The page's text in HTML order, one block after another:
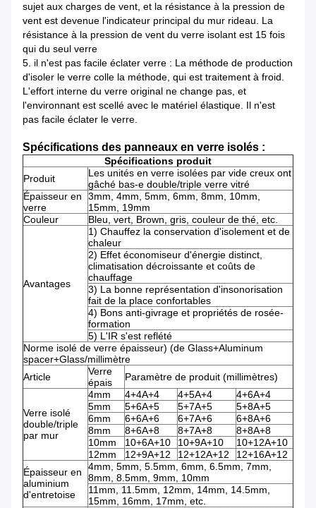
sujet aux charges de vent, et la résistance à la pression de
vent est devenue l'indicateur principal du mur rideau. La
résistance à la pression de vent du verre isolant est 15 fois
qui du seul verre
5. il n'est pas facile éclater verre : La méthode de production
d'isoler le verre colle la méthode, qui est traitement à froid.
L'effort interne du verre original ne change pas, et
l'environnant est scellé avec le matériel élastique. Il n'est
pas facile éclater le verre.
Spécifications des panneaux en verre isolés :
Spécifications produit
Produit
Les unités en verre isolées par vide creux ont
gâché bas-e double/triple verre vitré
Épaisseur en
verre
3mm, 4mm, 5mm, 6mm, 8mm, 10mm,
15mm, 19mm
Couleur
Bleu, vert, Brown, gris, couleur de thé, etc.
Avantages
1) Chauffez la conservation d'isolement et de
chaleur
2) Effet économiseur d'énergie distinct,
climatisation décroissante et coûts de
chauffage
3) La bonne représentation d'insonorisation
fait de la place confortables
4) Bons anti-givrage et propriétés de rosée-
formation
5) L'IR s'est reflété
Norme isolé de verre épaisseur) (de Glass+Aluminum
spacer+Glass/millimètre
Article
Verre
épais
Paramètre de produit (millimètres)
Verre isolé
double/triple
par mur
4mm 4+4A+4 4+5A+4
4+6A+4
5mm
5+6A+5 5+7A+5
5+8A+5
6mm
6+6A+6 6+7A+6
6+8A+6
8mm
8+6A+8 8+7A+8
8+8A+8
10mm
10+6A+10 10+9A+10
10+12A+10
12mm
12+9A+12 12+12A+12
12+16A+12
Épaisseur en
aluminium
d'entretoise
4mm, 5mm, 5.5mm, 6mm, 6.5mm, 7mm,
8mm, 8.5mm, 9mm, 10mm
11mm, 11.5mm, 12mm, 14mm, 14.5mm,
15mm, 16mm, 17mm, etc.